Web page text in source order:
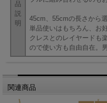
品
説
明
45cm、55cmの長さから選
単品使いはもちろん、お
クレスとのレイヤードも
ので使い方も自由自在。
関連商品